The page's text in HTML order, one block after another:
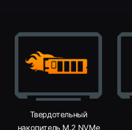
Твердотельный
накопитель M.2 NVMe